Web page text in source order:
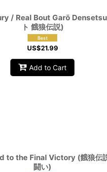
/ Real Bout Garō Densetsu
ト 餓狼伝説)
US$21.99
Add to Cart
to the Final Victory (餓狼伝
闘い)